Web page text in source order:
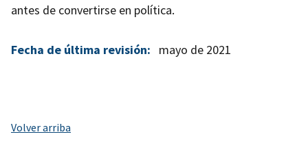
antes de convertirse en política.
Fecha de última revisión: mayo de 2021
Volver arriba